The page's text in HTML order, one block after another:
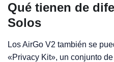
Qué tienen de
Solos
Los AirGo V2 también se
«Privacy Kit», un conjunto